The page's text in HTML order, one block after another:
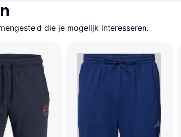
die je mogelijk interesseren.